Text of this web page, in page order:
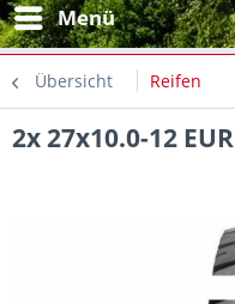
Menü
Übersicht Reifen
2x 27x10.0-12